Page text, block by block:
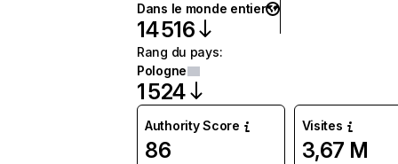
Dans le monde entier
14 516
Rang du pays:
Pologne
1 524
Authority Score
86
Visites
3,67 M